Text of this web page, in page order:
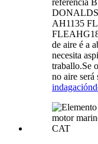
AH1135
de aire é a
necesita
traballo.Se
no aire será
indagación